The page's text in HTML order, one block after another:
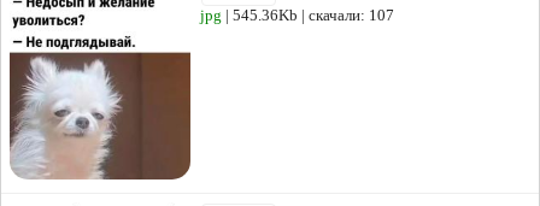
jpg | 545.36Kb | скачали: 107